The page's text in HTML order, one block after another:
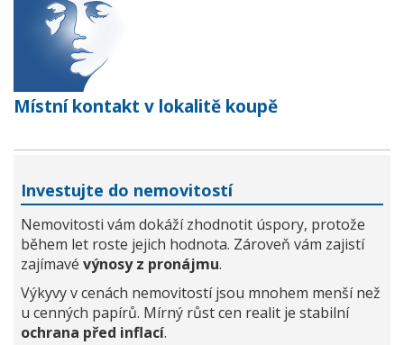
Místní kontakt v lokalitě koupě
Investujte do nemovitostí
Nemovitosti vám dokáží zhodnotit úspory, protože
během let roste jejich hodnota. Zároveň vám zajistí
zajímavé výnosy z pronájmu.
Výkyvy v cenách nemovitostí jsou mnohem menší než
u cenných papírů. Mírný růst cen realit je stabilní
ochrana před inflací.